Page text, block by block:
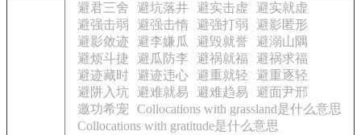
避君三舍 避坑落井 避实击虚
避实就虚
避强击弱
避强击惰 避强打弱
避影匿形
避影敛迹
避李嫌瓜 避毁就誉
避溺山隅
避烦斗捷
避瓜防李 避祸就福
避祸求福
避迹藏时
避迹违心 避重就轻
避重逐轻
避阱入坑
避难就易 避难趋易
避面尹邢
邀功希宠
Collocations with grassland是什么意思
Collocations with gratitude是什么意思